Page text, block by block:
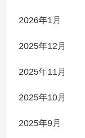
2026年1月
2025年12月
2025年11月
2025年10月
2025年9月